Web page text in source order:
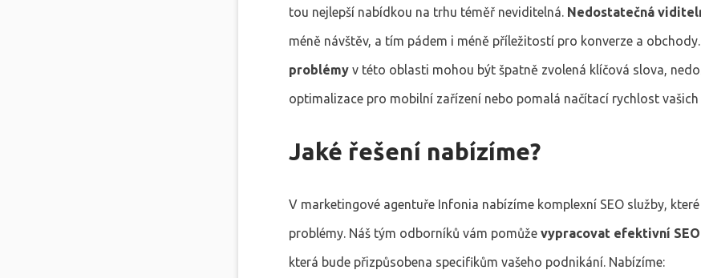
tou nejlepší nabídkou na trhu téměř neviditelná. Nedostatečná
méně návštěv, a tím pádem i méně příležitostí pro konverze a obchody.
problémy v této oblasti mohou být špatně zvolená klíčová slova,
optimalizace pro mobilní zařízení nebo pomalá načítací rychlost vašich
Jaké řešení nabízíme?
V marketingové agentuře Infonia nabízíme komplexní SEO služby,
problémy. Náš tým odborníků vám pomůže vypracovat efektivní
která bude přizpůsobena specifikům vašeho podnikání. Nabízíme: